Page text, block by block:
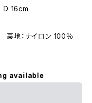
16cm
裏地：ナイロン 100％
available